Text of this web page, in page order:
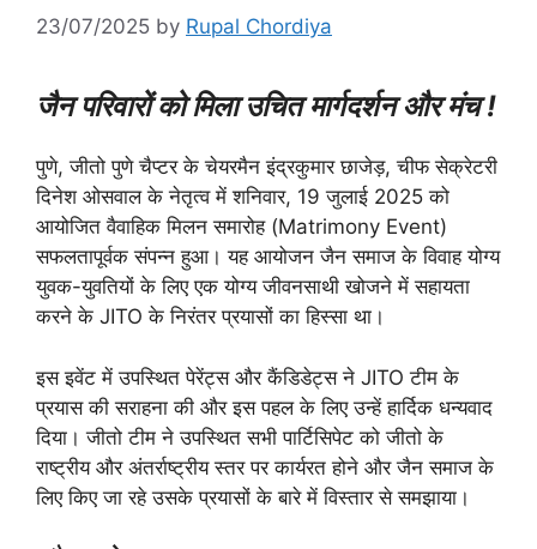
23/07/2025 by Rupal Chordiya
जैन परिवारों को मिला उचित मार्गदर्शन और मंच !
पुणे, जीतो पुणे चैप्टर के चेयरमैन इंद्रकुमार छाजेड़, चीफ सेक्रेटरी
दिनेश ओसवाल के नेतृत्व में शनिवार, 19 जुलाई 2025 को
आयोजित वैवाहिक मिलन समारोह (Matrimony Event)
सफलतापूर्वक संपन्न हुआ। यह आयोजन जैन समाज के विवाह योग्य
युवक-युवतियों के लिए एक योग्य जीवनसाथी खोजने में सहायता
करने के JITO के निरंतर प्रयासों का हिस्सा था।
इस इवेंट में उपस्थित पेरेंट्स और कैंडिडेट्स ने JITO टीम के
प्रयास की सराहना की और इस पहल के लिए उन्हें हार्दिक धन्यवाद
दिया। जीतो टीम ने उपस्थित सभी पार्टिसिपेट को जीतो के
राष्ट्रीय और अंतर्राष्ट्रीय स्तर पर कार्यरत होने और जैन समाज के
लिए किए जा रहे उसके प्रयासों के बारे में विस्तार से समझाया।